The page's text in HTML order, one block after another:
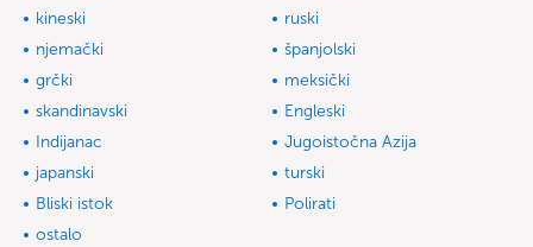
kineski
ruski
njemački
španjolski
grčki
meksički
skandinavski
Engleski
Indijanac
Jugoistočna Azija
japanski
turski
Bliski istok
Polirati
ostalo